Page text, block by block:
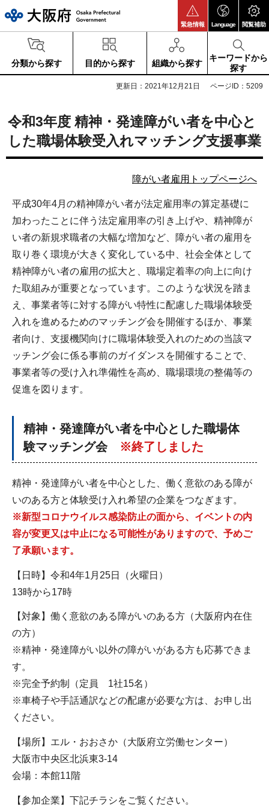
緊急情報 Language 閲覧補助
分類から探す 目的から探す 組織から探す
キーワードから
探す
更新日：2021年12月21日 ページID：5209
令和3年度 精神・発達障がい者を中心と
した職場体験受入れマッチング支援事業
障がい者雇用トップページへ
平成30年4月の精神障がい者が法定雇用率の算定基礎に
加わったことに伴う法定雇用率の引き上げや、精神障が
い者の新規求職者の大幅な増加など、障がい者の雇用を
取り巻く環境が大きく変化している中、社会全体として
精神障がい者の雇用の拡大と、職場定着率の向上に向け
た取組みが重要となっています。このような状況を踏ま
え、事業者等に対する障がい特性に配慮した職場体験受
入れを進めるためのマッチング会を開催するほか、事業
者向け、支援機関向けに職場体験受入れのための当該マ
ッチング会に係る事前のガイダンスを開催することで、
事業者等の受け入れ準備性を高め、職場環境の整備等の
促進を図ります。
精神・発達障がい者を中心とした職場体
験マッチング会 ※終了しました
精神・発達障がい者を中心とした、働く意欲のある障が
いのある方と体験受け入れ希望の企業をつなぎます。
※新型コロナウイルス感染防止の面から、イベントの内
容が変更又は中止になる可能性がありますので、予めご
了承願います。
【日時】令和4年1月25日（火曜日）
13時から17時
【対象】働く意欲のある障がいのある方（大阪府内在住
の方）
※精神・発達障がい以外の障がいがある方も応募できま
す。
※完全予約制（定員 1社15名）
※車椅子や手話通訳などの配慮が必要な方は、お申し出
ください。
【場所】エル・おおさか（大阪府立労働センター）
大阪市中央区北浜東3-14
会場：本館11階
【参加企業】下記チラシをご覧ください。